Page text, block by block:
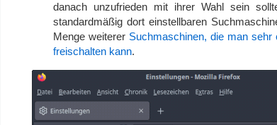
danach unzufrieden mit ihrer Wahl sein
standardmäßig dort einstellbaren
Menge weiterer Suchmaschinen, die man sehr
freischalten kann.